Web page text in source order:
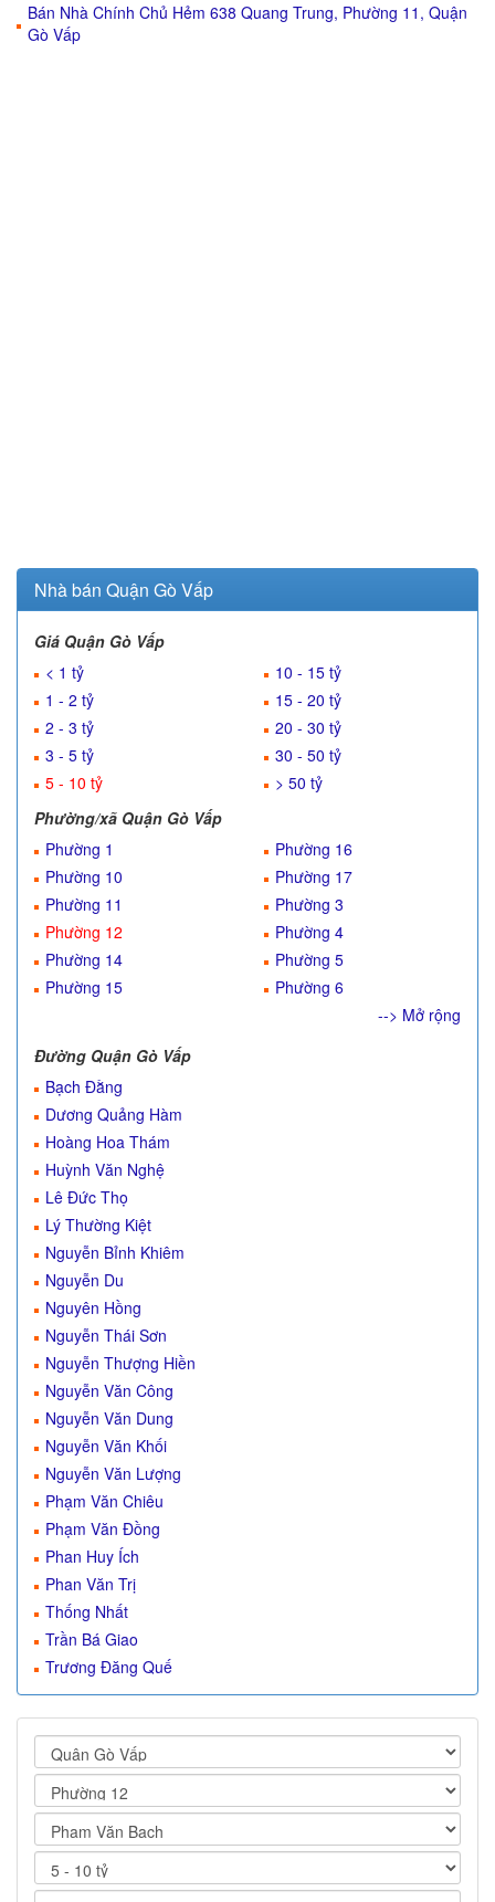
Bán Nhà Chính Chủ Hẻm 638 Quang Trung, Phường 11, Quận
Gò Vấp
Nhà bán Quận Gò Vấp
Giá Quận Gò Vấp
< 1 tỷ
1 - 2 tỷ
2 - 3 tỷ
3 - 5 tỷ
5 - 10 tỷ
10 - 15 tỷ
15 - 20 tỷ
20 - 30 tỷ
30 - 50 tỷ
> 50 tỷ
Phường/xã Quận Gò Vấp
Phường 1
Phường 10
Phường 11
Phường 12
Phường 14
Phường 15
Phường 16
Phường 17
Phường 3
Phường 4
Phường 5
Phường 6
--> Mở rộng
Đường Quận Gò Vấp
Bạch Đằng
Dương Quảng Hàm
Hoàng Hoa Thám
Huỳnh Văn Nghệ
Lê Đức Thọ
Lý Thường Kiệt
Nguyễn Bỉnh Khiêm
Nguyễn Du
Nguyên Hồng
Nguyễn Thái Sơn
Nguyễn Thượng Hiền
Nguyễn Văn Công
Nguyễn Văn Dung
Nguyễn Văn Khối
Nguyễn Văn Lượng
Phạm Văn Chiêu
Phạm Văn Đồng
Phan Huy Ích
Phan Văn Trị
Thống Nhất
Trần Bá Giao
Trương Đăng Quế